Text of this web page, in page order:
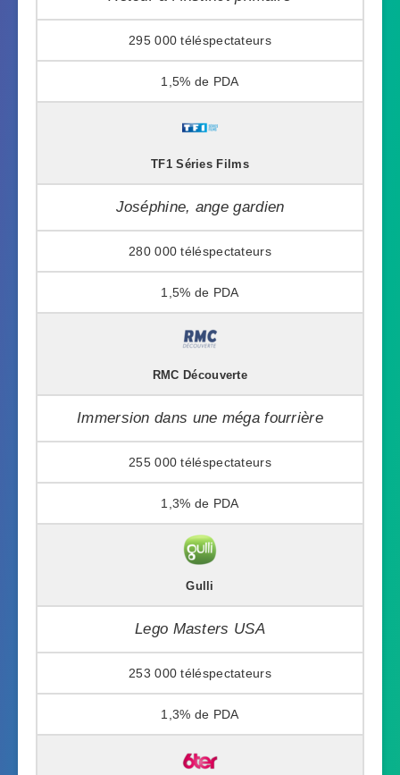
295 000
1,5%
TF1 Séries Films
Joséphine, ange gardien
280 000
1,5%
RMC Découverte
Immersion dans une méga fourrière
255 000
1,3%
Gulli
Lego Masters USA
253 000
1,3%